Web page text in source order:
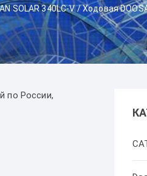
SOLAR 340LC-V/ Ходовая
по России,